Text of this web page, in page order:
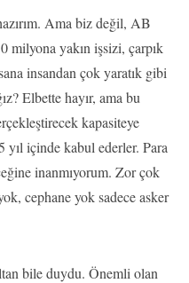
Ama biz değil, AB
milyona yakın işsizi, çarpık
insandan çok yaratık gibi
Elbette hayır, ama bu
kapasiteye
içinde kabul ederler. Para
inanmıyorum. Zor çok
cephane yok sadece asker
bile duydu. Önemli olan